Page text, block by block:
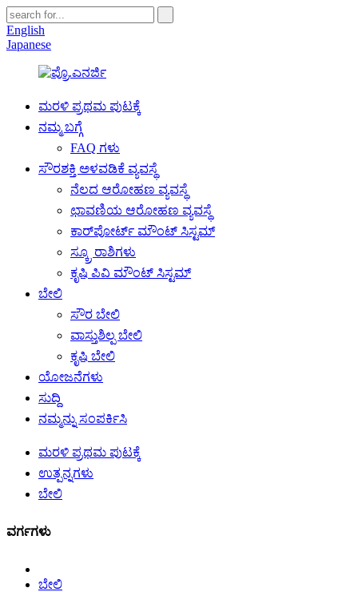
English
Japanese
ಮರಳಿ ಪ್ರಥಮ ಪುಟಕ್ಕೆ
ನಮ್ಮ ಬಗ್ಗೆ
FAQ ಗಳು
ಸೌರಶಕ್ತಿ ಅಳವಡಿಕೆ ವ್ಯವಸ್ಥೆ
ನೆಲದ ಆರೋಹಣ ವ್ಯವಸ್ಥೆ
ಛಾವಣಿಯ ಆರೋಹಣ ವ್ಯವಸ್ಥೆ
ಕಾರ್‌ಪೋರ್ಟ್ ಮೌಂಟ್ ಸಿಸ್ಟಮ್
ಸ್ಕ್ರೂ ರಾಶಿಗಳು
ಕೃಷಿ ಪಿವಿ ಮೌಂಟ್ ಸಿಸ್ಟಮ್
ಬೇಲಿ
ಸೌರ ಬೇಲಿ
ವಾಸ್ತುಶಿಲ್ಪ ಬೇಲಿ
ಕೃಷಿ ಬೇಲಿ
ಯೋಜನೆಗಳು
ಸುದ್ದಿ
ನಮ್ಮನ್ನು ಸಂಪರ್ಕಿಸಿ
ಮರಳಿ ಪ್ರಥಮ ಪುಟಕ್ಕೆ
ಉತ್ಪನ್ನಗಳು
ಬೇಲಿ
ವರ್ಗಗಳು
ಬೇಲಿ